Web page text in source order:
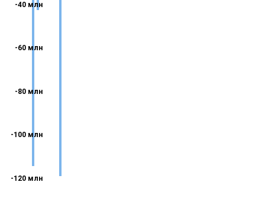
-120 млн
-100 млн
-80 млн
-60 млн
-40 млн